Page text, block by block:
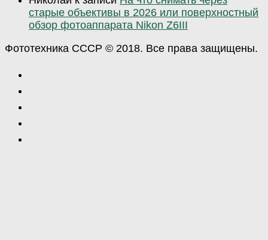
старые объективы в 2026 или поверхностный
обзор фотоаппарата Nikon Z6III
Фототехника СССР © 2018. Все права защищены.